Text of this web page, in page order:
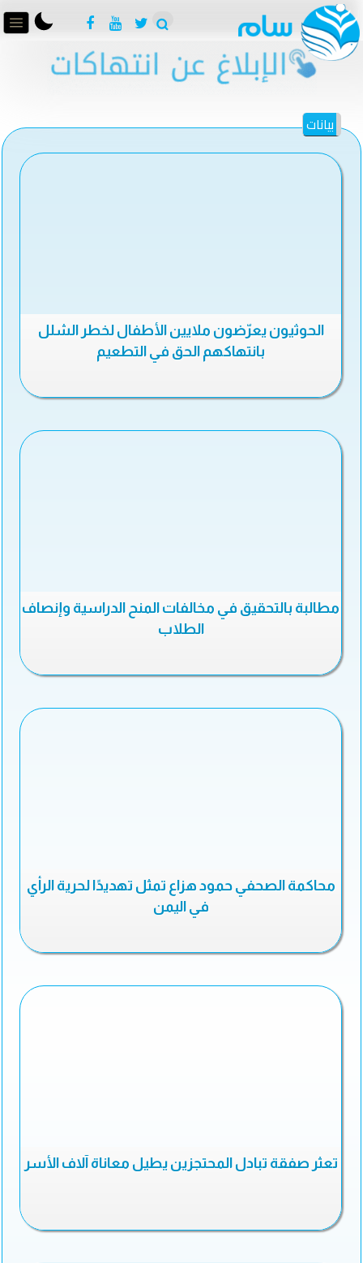
بيانات
الحوثيون يعرّضون ملايين الأطفال لخطر الشلل
بانتهاكهم الحق في التطعيم
مطالبة بالتحقيق في مخالفات المنح الدراسية وإنصاف
الطلاب
محاكمة الصحفي حمود هزاع تمثل تهديدًا لحرية الرأي
في اليمن
تعثر صفقة تبادل المحتجزين يطيل معاناة آلاف الأسر